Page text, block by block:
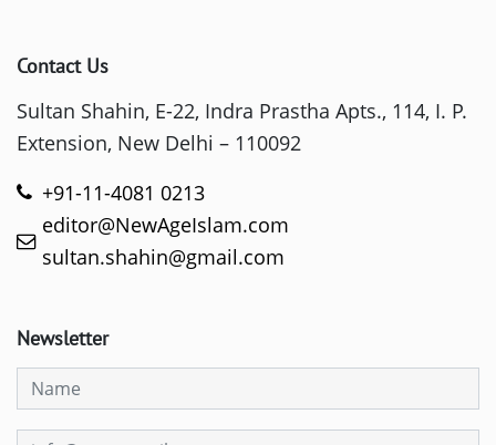
Contact Us
Sultan Shahin, E-22, Indra Prastha Apts., 114, I. P.
Extension, New Delhi – 110092
+91-11-4081 0213
editor@NewAgeIslam.com
sultan.shahin@gmail.com
Newsletter